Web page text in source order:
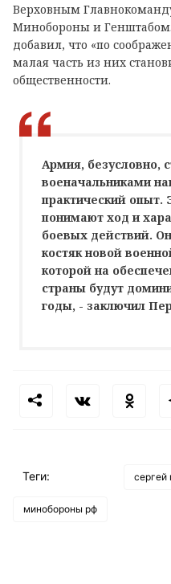
Верховным
Минобороны и
добавил, что «по
малая часть из них
общественности.
Армия, безусловно,
военачальниками
практический опыт.
понимают ход и
боевых действий.
костяк новой
которой на
страны будут
годы, - заключил
Теги: сергей
минобороны рф